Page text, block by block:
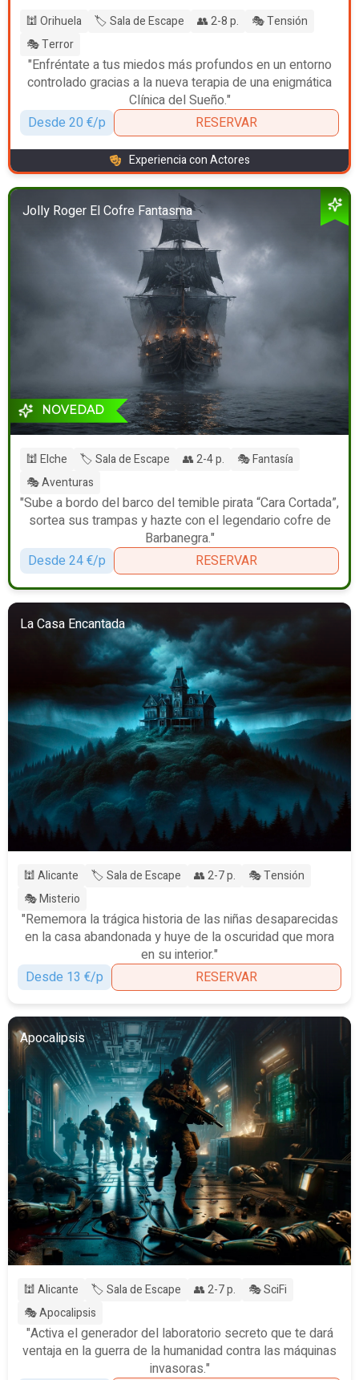
🕍 Orihuela 🏷️ Sala de Escape 👥 2-8 p.
🎭 Tensión
🎭 Terror
"Enfréntate a tus miedos más profundos en un entorno
controlado gracias a la nueva terapia de una enigmática
Clínica del Sueño."
Desde 20 €/p
RESERVAR
Experiencia con Actores
Jolly Roger El Cofre Fantasma
NOVEDAD
🕍 Elche 🏷️ Sala de Escape 👥 2-4 p.
🎭 Fantasía
🎭 Aventuras
"Sube a bordo del barco del temible pirata “Cara Cortada”,
sortea sus trampas y hazte con el legendario cofre de
Barbanegra."
Desde 24 €/p
RESERVAR
La Casa Encantada
🕍 Alicante 🏷️ Sala de Escape 👥 2-7 p.
🎭 Tensión
🎭 Misterio
"Rememora la trágica historia de las niñas desaparecidas
en la casa abandonada y huye de la oscuridad que mora
en su interior."
Desde 13 €/p
RESERVAR
Apocalipsis
🕍 Alicante 🏷️ Sala de Escape 👥 2-7 p.
🎭 SciFi
🎭 Apocalipsis
"Activa el generador del laboratorio secreto que te dará
ventaja en la guerra de la humanidad contra las máquinas
invasoras."